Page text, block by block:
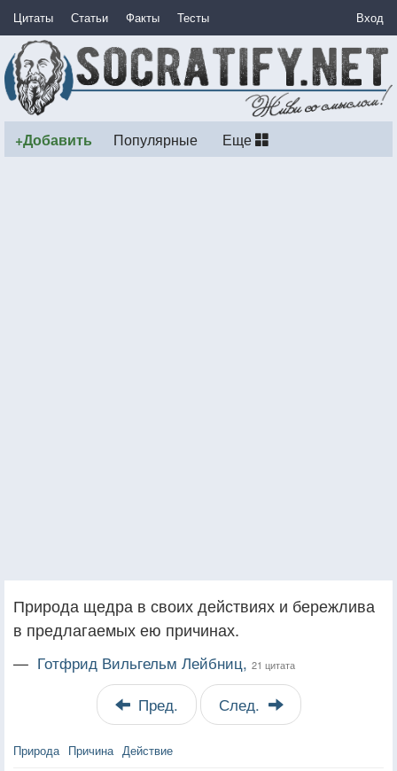
Цитаты Статьи Факты Тесты Вход
+Добавить Популярные Еще
Природа щедра в своих действиях и бережлива
в предлагаемых ею причинах.
— Готфрид Вильгельм Лейбниц, 21 цитата
Пред. След.
Природа Причина Действие